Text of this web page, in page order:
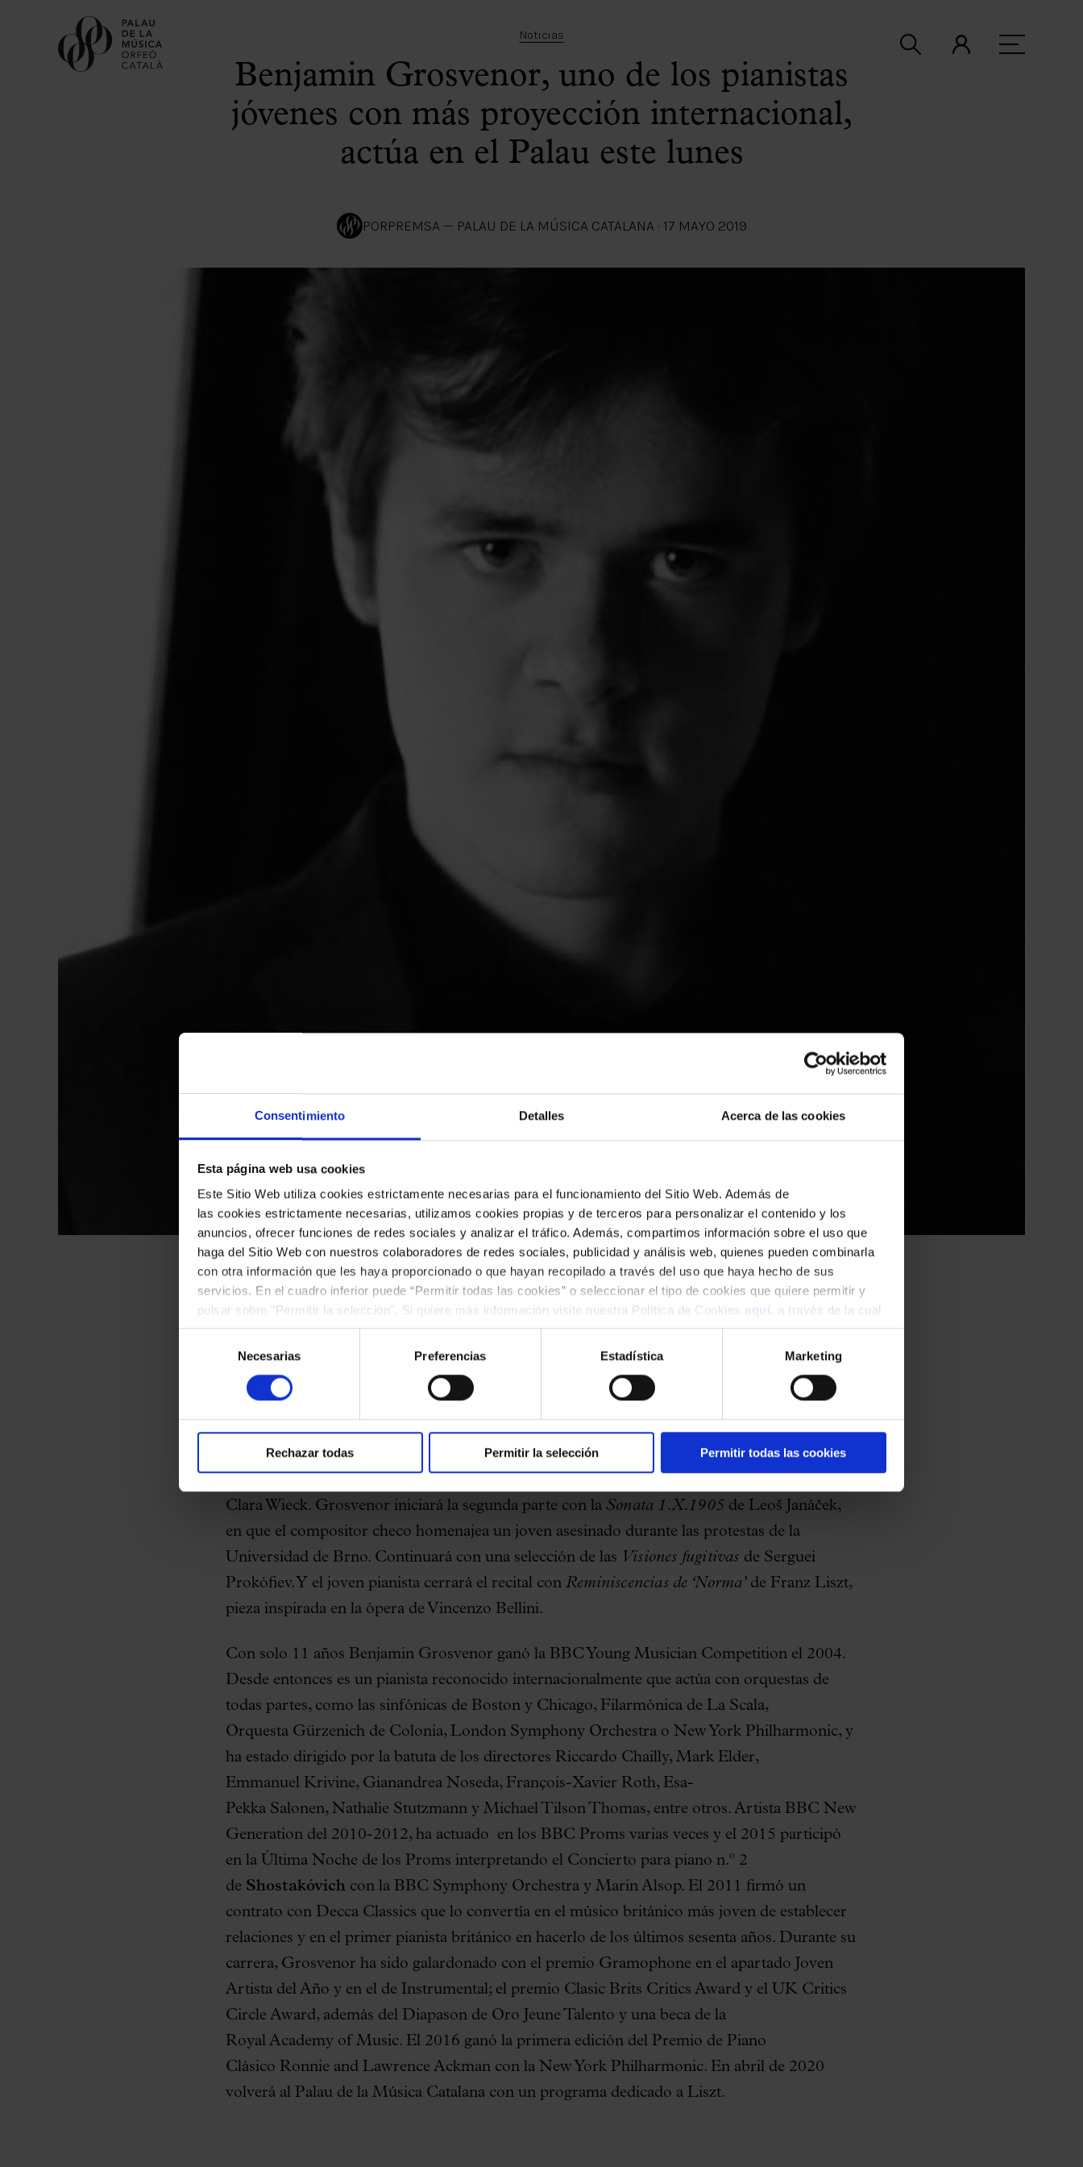
Consentimiento Detalles Acerca de las cookies
Esta página web usa cookies
Este Sitio Web utiliza cookies estrictamente necesarias para el funcionamiento del Sitio Web. Además de
las cookies estrictamente necesarias, utilizamos cookies propias y de terceros para personalizar el contenido y los
anuncios, ofrecer funciones de redes sociales y analizar el tráfico. Además, compartimos información sobre el uso que
haga del Sitio Web con nuestros colaboradores de redes sociales, publicidad y análisis web, quienes pueden combinarla
con otra información que les haya proporcionado o que hayan recopilado a través del uso que haya hecho de sus
servicios. En el cuadro inferior puede “Permitir todas las cookies” o seleccionar el tipo de cookies que quiere permitir y
pulsar sobre "Permitir la selección". Si quiere más información visite nuestra Política de Cookies aquí
, a través de la cual
podrá deshabilitar o configurar las cookies en cualquier momento.”.
consentimiento
Necesarias Preferencias Estadística Marketing
Rechazar todas Permitir la selección Permitir todas las cookies
Noticias
Benjamin Grosvenor, uno de los pianistas
jóvenes con más proyección internacional,
actúa en el Palau este lunes
PORPREMSA — PALAU DE LA MÚSICA CATALANA · 17 MAYO 2019
El próximo lunes,20 de mayo (20 h, Sala de Conciertos),correspondiendo al ciclo Palau
Piano, el Palau de la Música Catalana recibe la visita de
Benjamin Grosvenor
, uno de los
pianistas jóvenes con más proyección internacional.
El pianista británico abrirá el recital con las piezas sobre floresBlumenstück, op. 19de
Robert Schumann, seguidas de
Kreislerianadel mismo compositor alemán. Se trata de un
Clara Wieck. Grosvenor iniciará la segunda parte con la Sonata 1.X.1905 de Leoš Janáček,
en que el compositor checo homenajea un joven asesinado durante las protestas de la
Universidad de Brno. Continuará con una selección de las Visiones fugitivas de Serguei
Prokófiev. Y el joven pianista cerrará el recital con Reminiscencias de ‘Norma’de Franz Liszt,
pieza inspirada en la ópera de Vincenzo Bellini.
Con solo 11 años Benjamin Grosvenor ganó la BBC Young Musician Competition el 2004.
Desde entonces es un pianista reconocido internacionalmente que actúa con orquestas de
todas partes, como las sinfónicas de Boston y Chicago, Filarmónica de La Scala,
Orquesta Gürzenich de Colonia, London Symphony Orchestra o New York Philharmonic, y
ha estado dirigido por la batuta de los directores Riccardo Chailly, Mark Elder,
Emmanuel Krivine, Gianandrea Noseda, François-Xavier Roth, Esa-
Pekka Salonen, Nathalie Stutzmann y Michael Tilson Thomas, entre otros. Artista BBC New
Generation del 2010-2012, ha actuado en los BBC Proms varias veces y el 2015 participó
en la Última Noche de los Proms interpretando el Concierto para piano n.º 2
de Shostakóvich con la BBC Symphony Orchestra y Marin Alsop. El 2011 firmó un
contrato con Decca Classics que lo convertía en el músico británico más joven de establecer
relaciones y en el primer pianista británico en hacerlo de los últimos sesenta años. Durante su
carrera, Grosvenor ha sido galardonado con el premio Gramophone en el apartado Joven
Artista del Año y en el de Instrumental; el premio Clasic Brits Critics Award y el UK Critics
Circle Award, además del Diapason de Oro Jeune Talento y una beca de la
Royal Academy of Music. El 2016 ganó la primera edición del Premio de Piano
Clásico Ronnie and Lawrence Ackman con la New York Philharmonic. En abril de 2020
volverá al Palau de la Música Catalana con un programa dedicado a Liszt.